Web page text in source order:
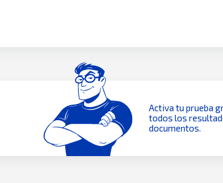
Activa tu prueba
todos los
documentos.